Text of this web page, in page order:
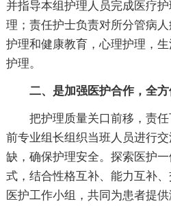
并指导本组护理人员完成医疗
理；责任护士负责对所分管病
护理和健康教育，心理护理，
护理。
二、是加强医护合作，全方
把护理质量关口前移，责任
前专业组长组织当班人员进行
缺，确保护理安全。探索医护
式，结合性格互补、能力互补
医护工作小组，共同为患者提供